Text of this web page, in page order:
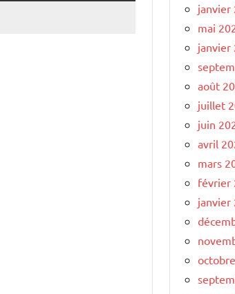
janvier
mai
janvier
août
juillet
juin
avril
mars
février
janvier